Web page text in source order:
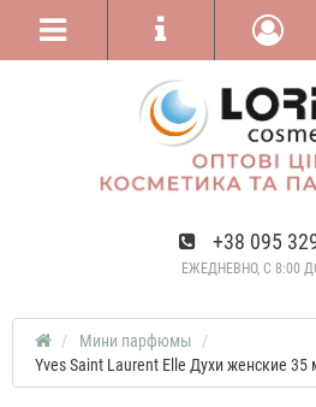
+38 095
ЕЖЕДНЕВНО, С 8:00
Мини парфюмы
Yves Saint Laurent Elle Духи женские 35